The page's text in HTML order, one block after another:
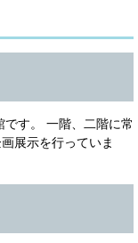
す。 一階、二階に常
展示を行っていま